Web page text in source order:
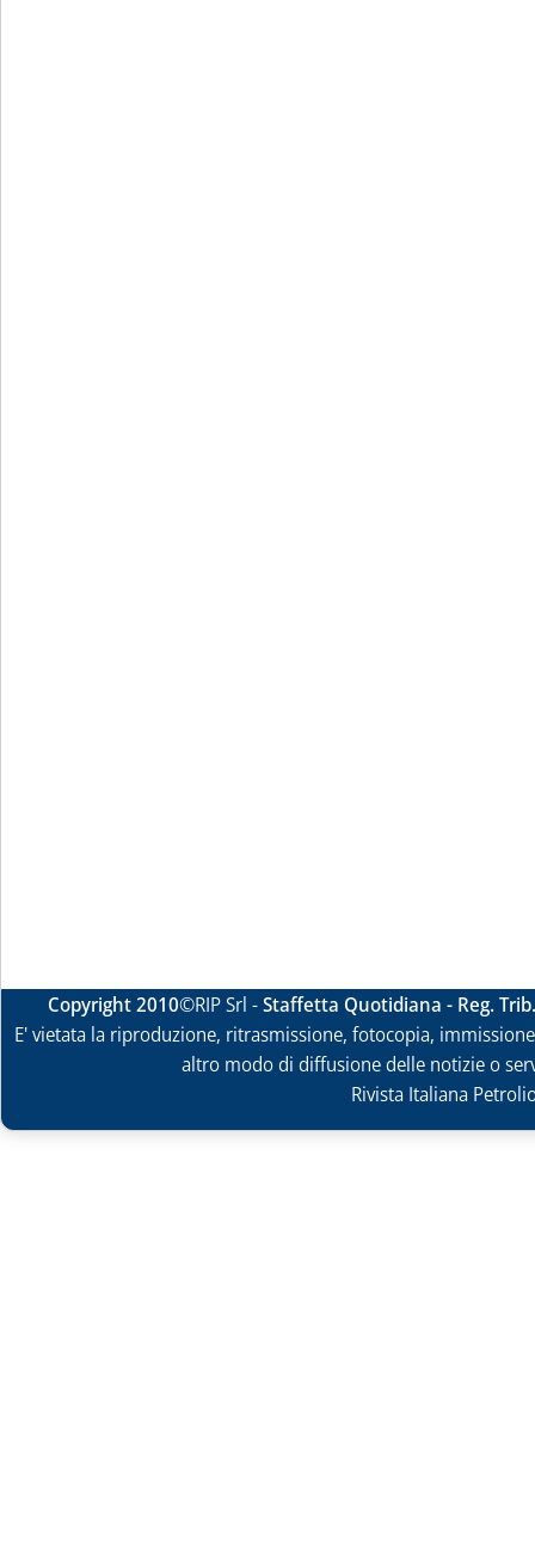
Copyright 2010©RIP Srl -Staffetta Quotidiana - Reg.
E' vietata la riproduzione, ritrasmissione, fotocopia,
altro modo di diffusione delle notizie o
Rivista Italiana